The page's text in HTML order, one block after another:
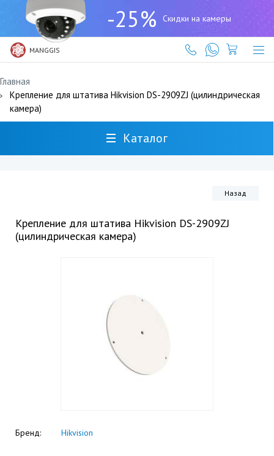
-25% Скидки на камеры
MANGGIS
(727)
317-
61-
61
Главная
Крепление для штатива Hikvision DS-2909ZJ (цилиндрическая
камера)
Каталог
Назад
Крепление для штатива Hikvision DS-2909ZJ
(цилиндрическая камера)
Бренд: Hikvision